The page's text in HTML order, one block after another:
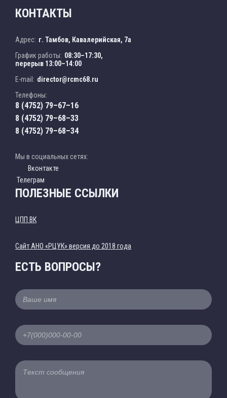
КОНТАКТЫ
Адрес: г. Тамбов, Кавалерийская, 7а
График работы: 08:30–17:30,
перерыв 13:00–14:00
E-mail: director@rcmc68.ru
Телефоны:
8 (4752) 79–67–16
8 (4752) 79–68–33
8 (4752) 79–68–34
Мы в социальных сетях:
Вконтакте
Телеграм
ПОЛЕЗНЫЕ ССЫЛКИ
ЦПП ВК
Cайт АНО «РЦУК» версия до 2018 года
ЕСТЬ ВОПРОСЫ?